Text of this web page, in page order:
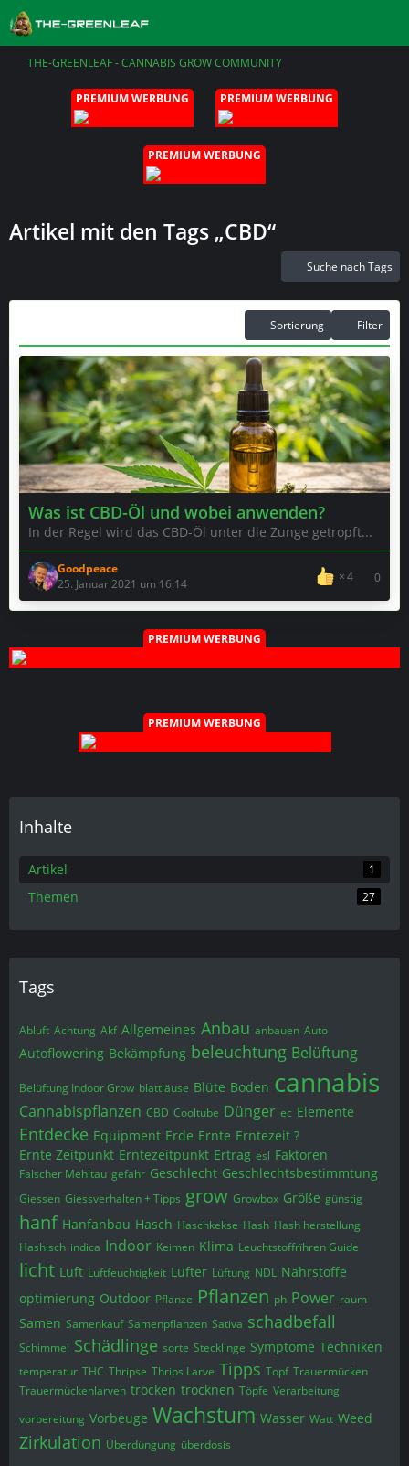
THE-GREENLEAF - CANNABIS GROW COMMUNITY
PREMIUM WERBUNG PREMIUM WERBUNG
PREMIUM WERBUNG
Artikel mit den Tags „CBD“
Suche nach Tags
Sortierung Filter
Was ist CBD-Öl und wobei anwenden?
In der Regel wird das CBD-Öl unter die Zunge getropft...
Goodpeace
25. Januar 2021 um 16:14
4 0
PREMIUM WERBUNG
PREMIUM WERBUNG
Inhalte
Artikel 1
Themen 27
Tags
Abluft Achtung Akf Allgemeines Anbau anbauen Auto
Autoflowering Bekämpfung beleuchtung Belüftung
Belüftung Indoor Grow blattläuse Blüte Boden cannabis
Cannabispflanzen CBD Cooltube Dünger ec Elemente
Entdecke Equipment Erde Ernte Erntezeit ?
Ernte Zeitpunkt Erntezeitpunkt Ertrag esl Faktoren
Falscher Mehltau gefahr Geschlecht Geschlechtsbestimmtung
Giessen Giessverhalten + Tipps grow Growbox Größe günstig
hanf Hanfanbau Hasch Haschkekse Hash Hash herstellung
Hashisch indica Indoor Keimen Klima Leuchtstoffrïhren Guide
licht Luft Luftfeuchtigkeit Lüfter Lüftung NDL Nährstoffe
optimierung Outdoor Pflanze Pflanzen ph Power raum
Samen Samenkauf Samenpflanzen Sativa schadbefall
Schimmel Schädlinge sorte Stecklinge Symptome Techniken
temperatur THC Thripse Thrips Larve Tipps Topf Trauermücken
Trauermückenlarven trocken trocknen Töpfe Verarbeitung
vorbereitung Vorbeuge Wachstum Wasser Watt Weed
Zirkulation Überdüngung überdosis